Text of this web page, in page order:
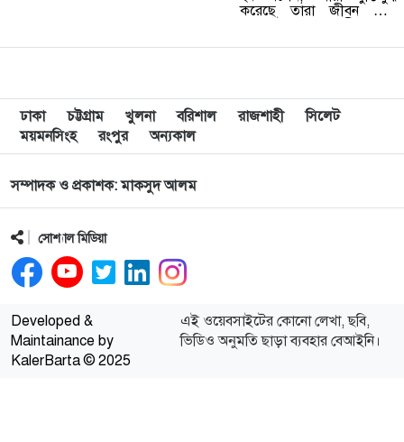
করেছে তারা জীবন দিয়ে
ঢাকা
চট্টগ্রাম খুলনা বরিশাল রাজশাহী
সিলেট
ময়মনসিংহ
রংপুর অন্যকাল
সম্পাদক ও প্রকাশক: মাকসুদ আলম
সোশ্যাল মিডিয়া
Developed &
Maintainance by
KalerBarta © 2025
এই ওয়েবসাইটের কোনো লেখা, ছবি,
ভিডিও অনুমতি ছাড়া ব্যবহার বেআইনি।